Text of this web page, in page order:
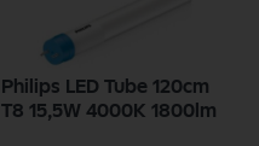
Philips LED Tube 120cm
T8 15,5W 4000K 1800lm